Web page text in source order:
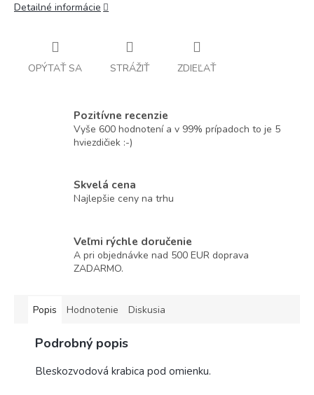
Detailné informácie
OPÝTAŤ SA STRÁŽIŤ ZDIEĽAŤ
Pozitívne recenzie
Vyše 600 hodnotení a v 99% prípadoch to je 5
hviezdičiek :-)
Skvelá cena
Najlepšie ceny na trhu
Veľmi rýchle doručenie
A pri objednávke nad 500 EUR doprava
ZADARMO.
Popis Hodnotenie Diskusia
Podrobný popis
Bleskozvodová krabica pod omienku.